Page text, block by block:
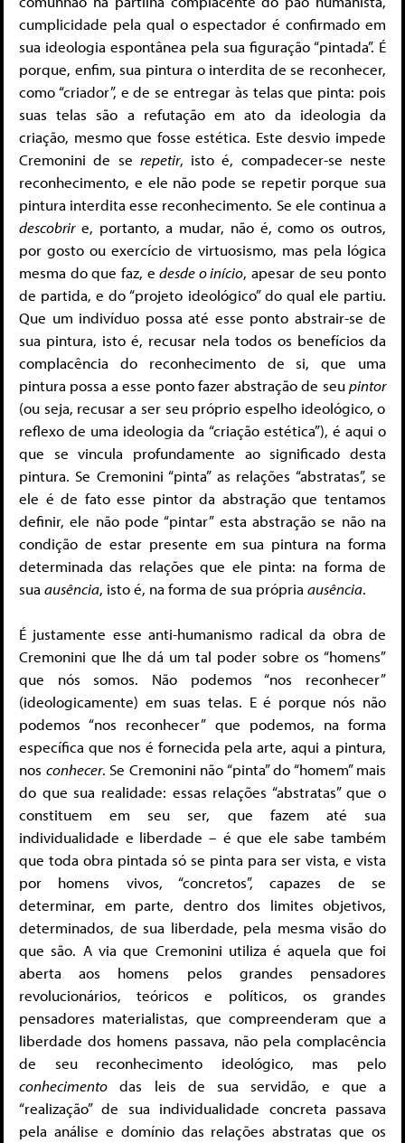
cumplicidade pela qual o espectador é confirmado em
sua ideologia espontânea pela sua figuração “pintada”. É
porque, enfim, sua pintura o interdita de se reconhecer,
como “criador”, e de se entregar às telas que pinta: pois
suas telas são a refutação em ato da ideologia da
criação, mesmo que fosse estética. Este desvio impede
Cremonini de se repetir, isto é, compadecer-se neste
reconhecimento, e ele não pode se repetir porque sua
pintura interdita esse reconhecimento. Se ele continua a
descobrire, portanto, a mudar, não é, como os outros,
por gosto ou exercício de virtuosismo, mas pela lógica
mesma do que faz, edesde o início, apesar de seu ponto
de partida, e do “projeto ideológico” do qual ele partiu.
Que um indivíduo possa até esse ponto abstrair-se de
sua pintura, isto é, recusar nela todos os benefícios da
complacência do reconhecimento de si, que uma
pintura possa a esse ponto fazer abstração de seupintor
(ou seja, recusar a ser seu próprio espelho ideológico, o
reflexo de uma ideologia da “criação estética”), é aqui o
que se vincula profundamente ao significado desta
pintura. Se Cremonini “pinta” as relações “abstratas”, se
ele é de fato esse pintor da abstração que tentamos
definir, ele não pode “pintar” esta abstração se não na
condição de estar presente em sua pintura na forma
determinada das relações que ele pinta: na forma de
sua ausência, isto é, na forma de sua própria ausência.
É justamente esse anti-humanismo radical da obra de
Cremonini que lhe dá um tal poder sobre os “homens”
que nós somos. Não podemos “nos reconhecer”
(ideologicamente) em suas telas. E é porque nós não
podemos “nos reconhecer” que podemos, na forma
específica que nos é fornecida pela arte, aqui a pintura,
nos conhecer. Se Cremonini não “pinta” do “homem” mais
do que sua realidade: essas relações “abstratas” que o
constituem em seu ser, que fazem até sua
individualidade e liberdade – é que ele sabe também
que toda obra pintada só se pinta para ser vista, e vista
por homens vivos, “concretos”, capazes de se
determinar, em parte, dentro dos limites objetivos,
determinados, de sua liberdade, pela mesma visão do
que são. A via que Cremonini utiliza é aquela que foi
aberta aos homens pelos grandes pensadores
revolucionários, teóricos e políticos, os grandes
pensadores materialistas, que compreenderam que a
liberdade dos homens passava, não pela complacência
de seu reconhecimento ideológico, mas pelo
conhecimento das leis de sua servidão, e que a
“realização” de sua individualidade concreta passava
pela análise e domínio das relações abstratas que os